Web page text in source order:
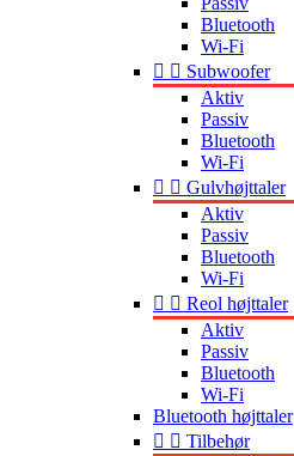
Bluetooth
Wi-Fi
  Subwoofer
Aktiv
Passiv
Bluetooth
Wi-Fi
  Gulvhøjttaler
Aktiv
Passiv
Bluetooth
Wi-Fi
  Reol højttaler
Aktiv
Passiv
Bluetooth
Wi-Fi
Bluetooth højttaler
  Tilbehør